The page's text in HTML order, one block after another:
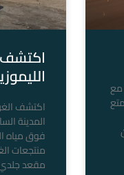
مع
اكتشف
اكتشف
المدينة
فوق مياه
منتجعات
مقعد جلدي